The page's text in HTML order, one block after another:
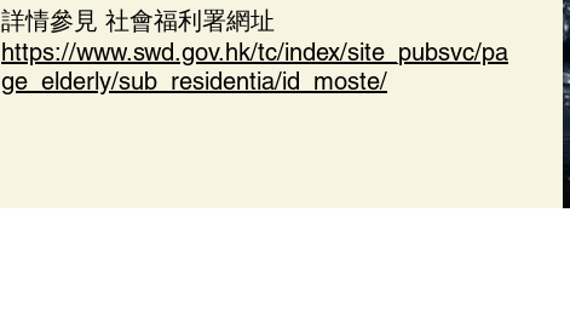
詳情參見​ 社會福利署網址
https://www.swd.gov.hk/tc/index/site_pubsvc/pa
ge_elderly/sub_residentia/id_moste/